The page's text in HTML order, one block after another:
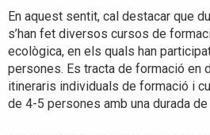
En aquest sentit, cal destacar que
s’han fet diversos cursos de
ecològica, en els quals han
persones. Es tracta de formació en
itineraris individuals de formació i
de 4-5 persones amb una durada